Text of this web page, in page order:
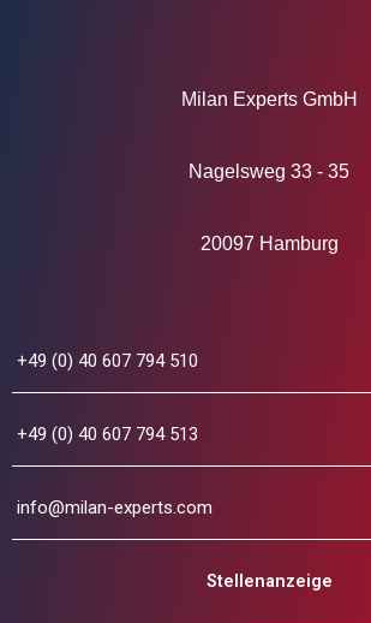
Milan Experts GmbH
Nagelsweg 33 - 35
20097 Hamburg
+49 (0) 40 607 794 510
+49 (0) 40 607 794 513
info@milan-experts.com
Stellenanzeige